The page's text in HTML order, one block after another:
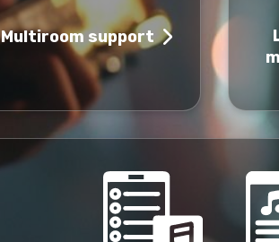
Multiroom support